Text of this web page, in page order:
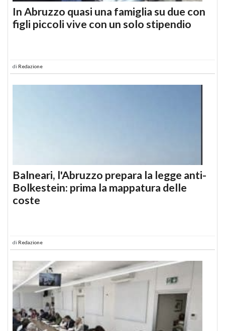
In Abruzzo quasi una famiglia su due con
figli piccoli vive con un solo stipendio
di Redazione
Balneari, l'Abruzzo prepara la legge anti-
Bolkestein: prima la mappatura delle
coste
di Redazione